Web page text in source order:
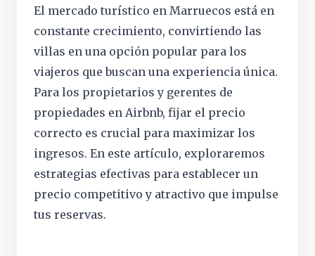
El mercado turístico en Marruecos está en
constante crecimiento, convirtiendo las
villas en una opción popular para los
viajeros que buscan una experiencia única.
Para los propietarios y gerentes de
propiedades en Airbnb, fijar el precio
correcto es crucial para maximizar los
ingresos. En este artículo, exploraremos
estrategias efectivas para establecer un
precio competitivo y atractivo que impulse
tus reservas.